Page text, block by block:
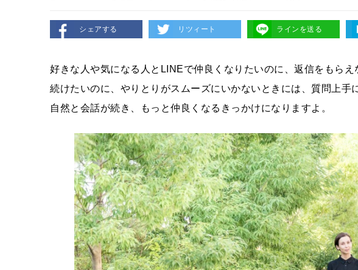
シェアする リツィート ラインを送る
好きな人や気になる人とLINEで仲良くなりたいのに、返信をもら
続けたいのに、やりとりがスムーズにいかないときには、質問上手
自然と会話が続き、もっと仲良くなるきっかけになりますよ。